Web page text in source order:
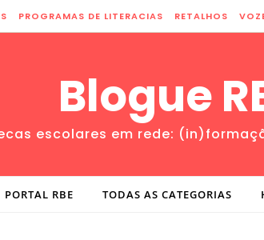
PROGRAMAS DE LITERACIAS RETALHOS
Blogue
escolares em rede:
PORTAL RBE TODAS AS CATEGORIAS